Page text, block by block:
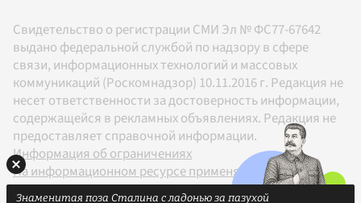
Свидетельство о регистрации СМИ Эл № ФС77-67642
выдано федеральной службой по надзору в сфере
связи, информационных технологий и массовых
коммуникаций (Роскомнадзор) 10.11.2016 г. Редакция не
несет ответственности за достоверность информации,
содержащейся в рекламных объявлениях. Редакция не
предоставляет справочной информации.
Информация об ограничениях
На информационном ресурсе применяются
рекомендательные технологии в соответствии с
Знаменитая поза Сталина с ладонью за пазухой